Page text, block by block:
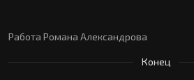
Работа Романа Александрова
Конец